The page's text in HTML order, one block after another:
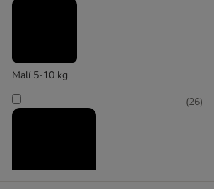
Malí 5-10 kg
(26)